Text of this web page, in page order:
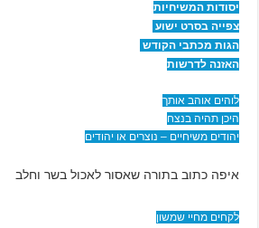
יסודות המשיחיות
צפייה בסרט ישוע
הגות מכתבי הקודש
האזנה לדרשות
לוהים אוהב אותך
היכן תהיה בנצח
יהודים משיחיים – נוצרים או יהודים
איפה כתוב בתורה שאסור לאכול בשר וחלב
לקחים מחיי שמשון